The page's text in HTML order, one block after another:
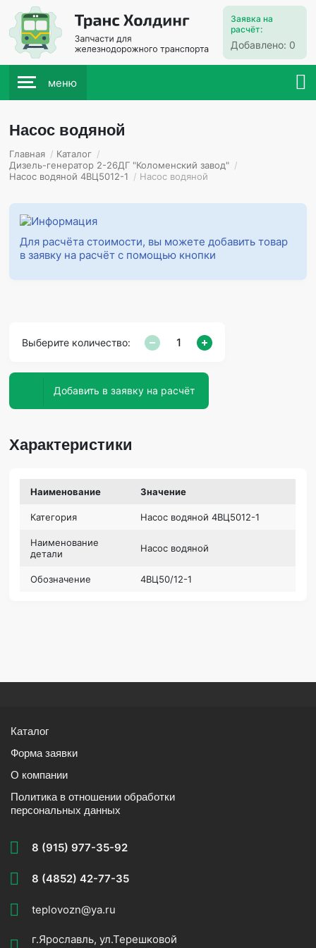
Заявка на
расчёт:
Добавлено: 0
меню
Насос водяной
Главная / Каталог /
Дизель-генератор 2-26ДГ "Коломенский завод" /
Насос водяной 4ВЦ5012-1 / Насос водяной
Для расчёта стоимости, вы можете добавить товар
в заявку на расчёт с помощью кнопки
Выберите количество:
Добавить в заявку на расчёт
Характеристики
Наименование Значение
Категория Насос водяной 4ВЦ5012-1
Наименование
детали
Насос водяной
Обозначение 4ВЦ50/12-1
Каталог
Форма заявки
О компании
Политика в отношении обработки
персональных данных
8 (915) 977-35-92
8 (4852) 42-77-35
teplovozn@ya.ru
г.Ярославль, ул.Терешковой